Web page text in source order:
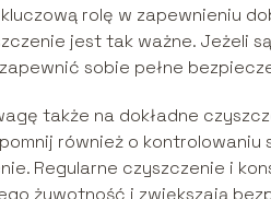
rolę w zapewnieniu
jest tak ważne. Jeżeli
sobie pełne
także na dokładne
również o kontrolowaniu
Regularne czyszczenie i